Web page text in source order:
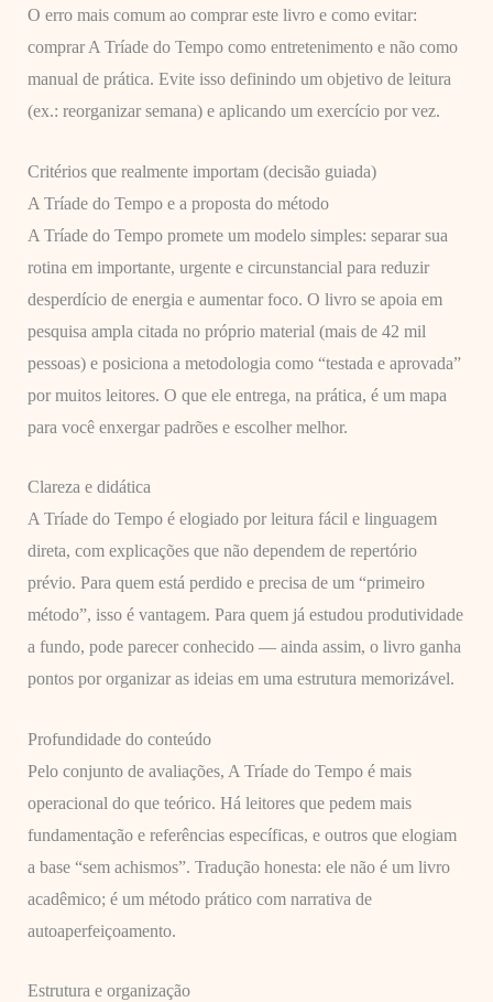
O erro mais comum ao comprar este livro e como evitar:
comprar A Tríade do Tempo como entretenimento e não como
manual de prática. Evite isso definindo um objetivo de leitura
(ex.: reorganizar semana) e aplicando um exercício por vez.
Critérios que realmente importam (decisão guiada)
A Tríade do Tempo e a proposta do método
A Tríade do Tempo promete um modelo simples: separar sua
rotina em importante, urgente e circunstancial para reduzir
desperdício de energia e aumentar foco. O livro se apoia em
pesquisa ampla citada no próprio material (mais de 42 mil
pessoas) e posiciona a metodologia como “testada e aprovada”
por muitos leitores. O que ele entrega, na prática, é um mapa
para você enxergar padrões e escolher melhor.
Clareza e didática
A Tríade do Tempo é elogiado por leitura fácil e linguagem
direta, com explicações que não dependem de repertório
prévio. Para quem está perdido e precisa de um “primeiro
método”, isso é vantagem. Para quem já estudou produtividade
a fundo, pode parecer conhecido — ainda assim, o livro ganha
pontos por organizar as ideias em uma estrutura memorizável.
Profundidade do conteúdo
Pelo conjunto de avaliações, A Tríade do Tempo é mais
operacional do que teórico. Há leitores que pedem mais
fundamentação e referências específicas, e outros que elogiam
a base “sem achismos”. Tradução honesta: ele não é um livro
acadêmico; é um método prático com narrativa de
autoaperfeiçoamento.
Estrutura e organização